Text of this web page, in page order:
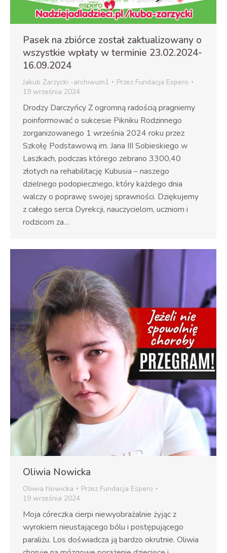
Pasek na zbiórce został zaktualizowany o
wszystkie wpłaty w terminie 23.02.2024-
16.09.2024
Jakub Zarzycki -archiwum1 Przez Fundacja Espero
19 września 2024
Drodzy Darczyńcy Z ogromną radością pragniemy
poinformować o sukcesie Pikniku Rodzinnego
zorganizowanego 1 września 2024 roku przez
Szkołę Podstawową im. Jana III Sobieskiego w
Laszkach, podczas którego zebrano 3300,40
złotych na rehabilitację Kubusia – naszego
dzielnego podopiecznego, który każdego dnia
walczy o poprawę swojej sprawności. Dziękujemy
z całego serca Dyrekcji, nauczycielom, uczniom i
rodzicom za…
Oliwia Nowicka
Oliwia Nowicka Przez Fundacja Espero
19 września 2024
Moja córeczka cierpi niewyobrażalnie żyjąc z
wyrokiem nieustającego bólu i postępującego
paraliżu. Los doświadcza ją bardzo okrutnie. Oliwia